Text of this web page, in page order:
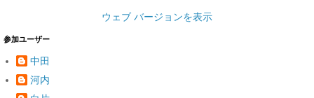
ウェブ バージョンを表示
参加ユーザー
中田
河内